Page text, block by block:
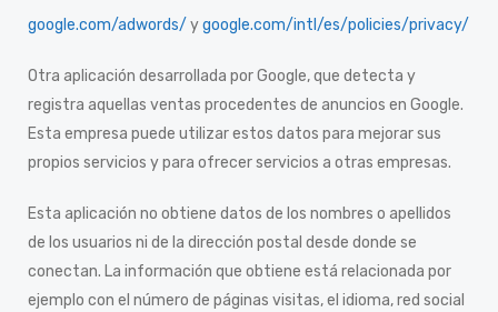
google.com/adwords/ ygoogle.com/intl/es/policies/privacy/
Otra aplicación desarrollada por Google, que detecta y
registra aquellas ventas procedentes de anuncios en Google.
Esta empresa puede utilizar estos datos para mejorar sus
propios servicios y para ofrecer servicios a otras empresas.
Esta aplicación no obtiene datos de los nombres o apellidos
de los usuarios ni de la dirección postal desde donde se
conectan. La información que obtiene está relacionada por
ejemplo con el número de páginas visitas, el idioma, red social